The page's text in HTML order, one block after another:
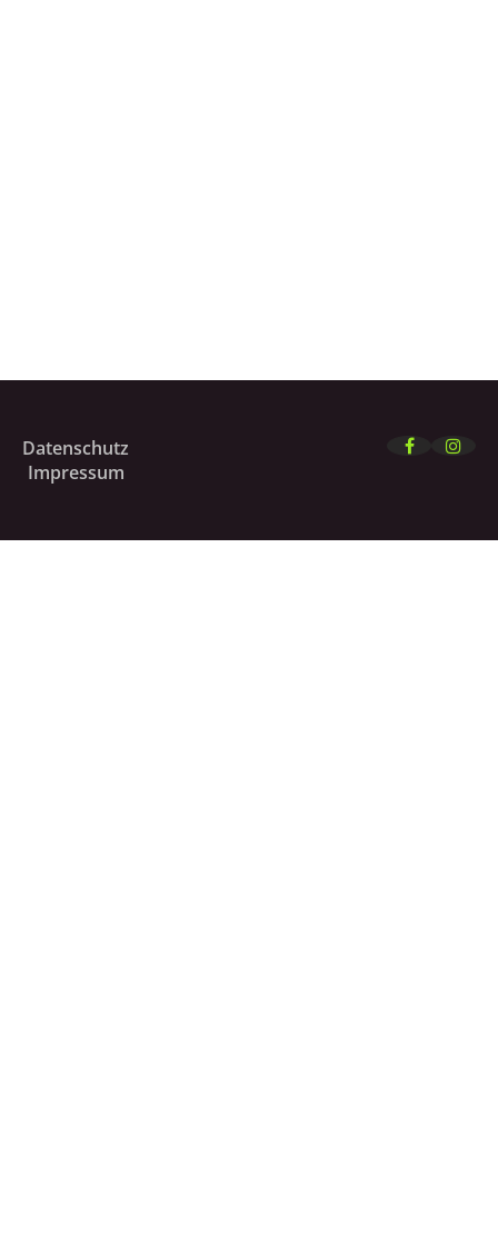
Datenschutz
Impressum